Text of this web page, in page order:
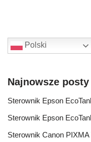
Polski
Najnowsze posty
Sterownik Epson
Sterownik Epson
Sterownik Canon PIXMA